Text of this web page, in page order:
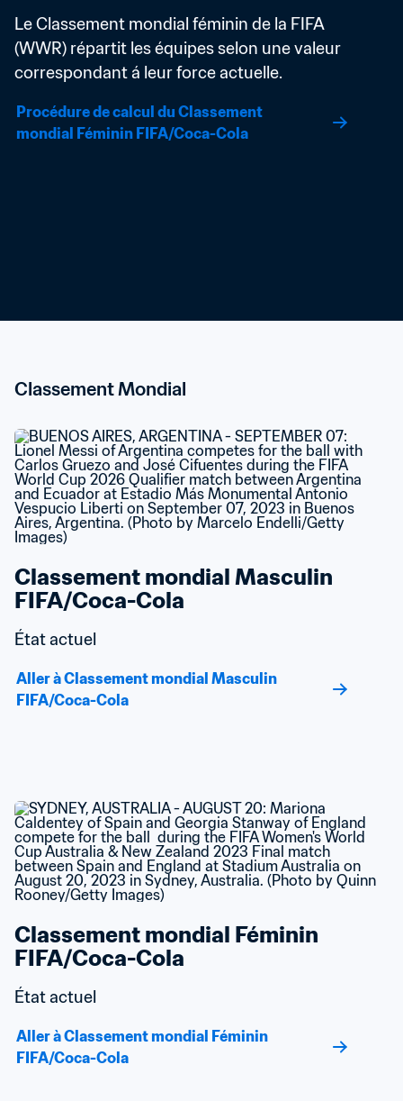
Le Classement mondial féminin de la FIFA
(WWR) répartit les équipes selon une valeur
correspondant á leur force actuelle.
Procédure de calcul du Classement
mondial Féminin FIFA/Coca-Cola
Classement Mondial
Classement mondial Masculin
FIFA/Coca-Cola
État actuel
Aller à Classement mondial Masculin
FIFA/Coca-Cola
Classement mondial Féminin
FIFA/Coca-Cola
État actuel
Aller à Classement mondial Féminin
FIFA/Coca-Cola